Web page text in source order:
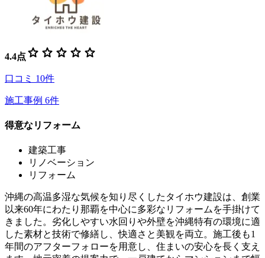
4.4点 star star star star star
口コミ 10件
施工事例 6件
得意なリフォーム
建築工事
リノベーション
リフォーム
沖縄の高温多湿な気候を知り尽くしたタイホウ建設は、創業
以来60年にわたり那覇を中心に多彩なリフォームを手掛けて
きました。劣化しやすい水回りや外壁を沖縄特有の環境に適
した素材と技術で修繕し、快適さと美観を両立。施工後も1
年間のアフターフォローを用意し、住まいの安心を長く支え